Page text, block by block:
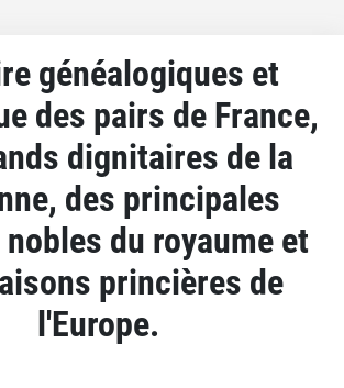
généalogiques et
des pairs de France,
dignitaires de la
des principales
du royaume et
princières de
l'Europe.